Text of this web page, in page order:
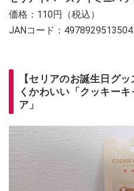
価格：110円（税込）
JANコード：4978929513504
【セリアのお誕生日グ
くかわいい「クッキー
ア」